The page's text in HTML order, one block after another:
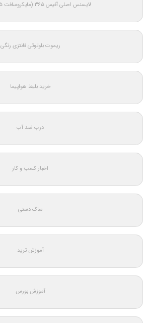
لایسنس اصلی آفیس ۳۶۵ (مایکروسافت ۳۶۵) اورجینال
ریموت بلوتوثی فانتزی رنگی
خرید بلیط هواپیما
درب ضد آب
اخبار کسب و کار
ساک دستی
آموزش ترید
آموزش بورس